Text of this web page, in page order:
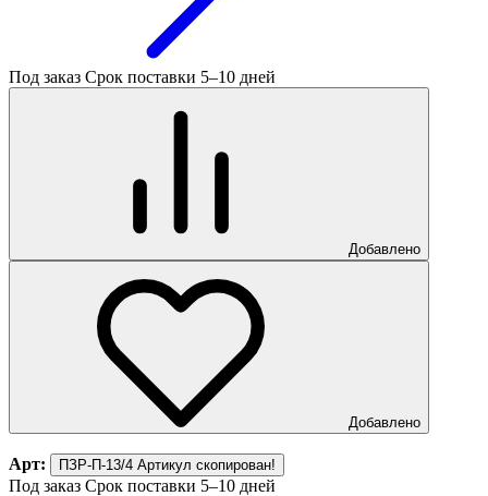
Под заказ Срок поставки 5–10 дней
Добавлено
Добавлено
Арт: ПЗР-П-13/4 Артикул скопирован!
Под заказ Срок поставки 5–10 дней